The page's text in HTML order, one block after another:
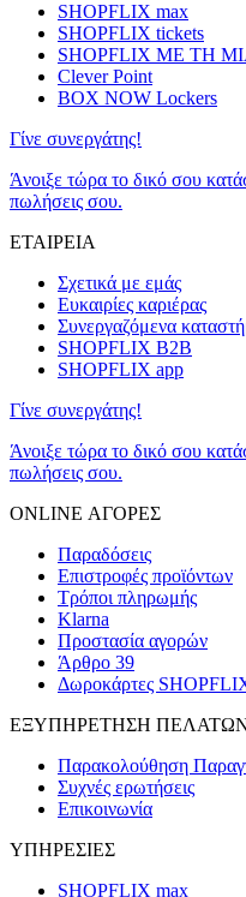
SHOPFLIX max
SHOPFLIX tickets
SHOPFLIX ΜΕ ΤΗ
Clever Point
BOX NOW Lockers
Γίνε συνεργάτης!
Άνοιξε τώρα το δικό σου
πωλήσεις σου.
ΕΤΑΙΡΕΙΑ
Σχετικά με εμάς
Ευκαιρίες καριέρας
Συνεργαζόμενα
SHOPFLIX B2B
SHOPFLIX app
Γίνε συνεργάτης!
Άνοιξε τώρα το δικό σου
πωλήσεις σου.
ONLINE ΑΓΟΡΕΣ
Παραδόσεις
Επιστροφές προϊόντων
Τρόποι πληρωμής
Klarna
Προστασία αγορών
Άρθρο 39
Δωροκάρτες
ΕΞΥΠΗΡΕΤΗΣΗ
Παρακολούθηση
Συχνές ερωτήσεις
Επικοινωνία
ΥΠΗΡΕΣΙΕΣ
SHOPFLIX max